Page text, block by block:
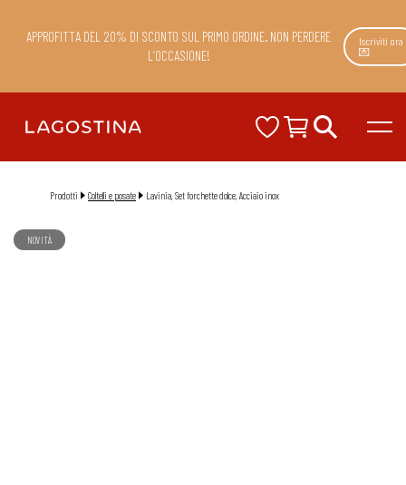
APPROFITTA DEL 20% DI SCONTO SUL PRIMO ORDINE. NON PERDERE
L’OCCASIONE!
Iscriviti ora
💌
Prodotti Coltelli e posate Lavinia, Set forchette dolce, Acciaio inox
NOVITÀ